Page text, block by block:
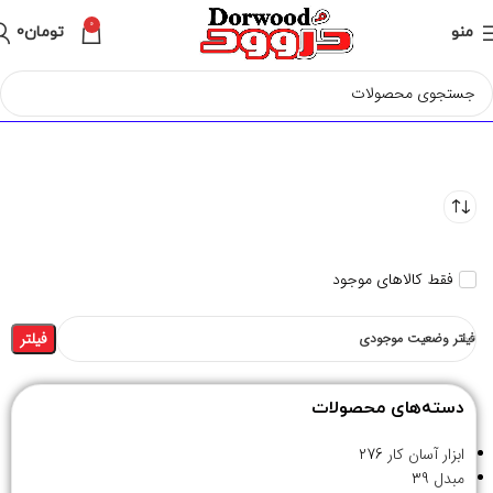
منو 0 تومان0
فقط کالاهای موجود
فیلتر وضعیت موجودی فیلتر
دسته‌های محصولات
ابزار آسان کار 276
مبدل 39